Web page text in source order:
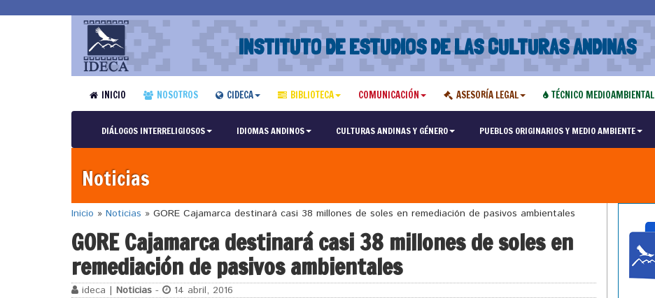
INSTITUTO DE ESTUDIOS DE LAS CULTURAS ANDINAS
INICIO NOSOTROS CIDECA BIBLIOTECA COMUNICACIÓN ASESORÍA LEGAL TÉCNICO MEDIOAMBIENTAL
DIÁLOGOS INTERRELIGIOSOS IDIOMAS ANDINOS CULTURAS ANDINAS Y GÉNERO PUEBLOS ORIGINARIOS Y MEDIO AMBIENTE
Noticias
Inicio » Noticias » GORE Cajamarca destinará casi 38 millones de soles en remediación de pasivos ambientales
GORE Cajamarca destinará casi 38 millones de soles en
remediación de pasivos ambientales
ideca | Noticias - 14 abril, 2016